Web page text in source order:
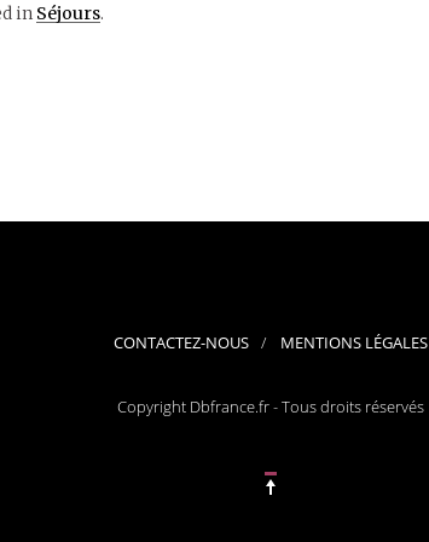
in Séjours.
CONTACTEZ-NOUS MENTIONS LÉGALES
Copyright Dbfrance.fr - Tous droits réservés